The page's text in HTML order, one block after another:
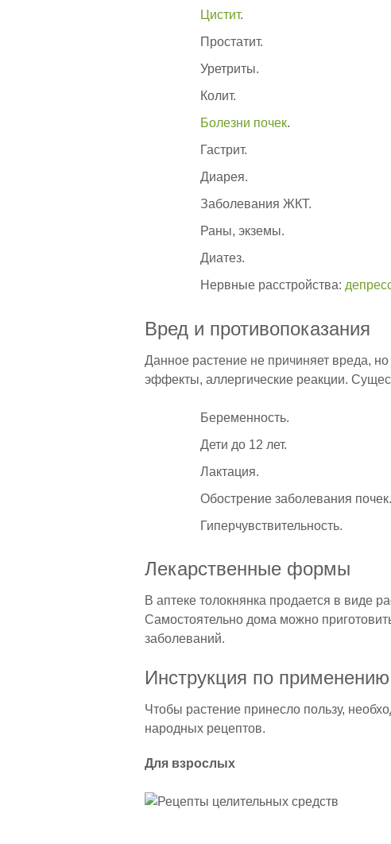
Цистит.
Простатит.
Уретриты.
Колит.
Болезни почек.
Гастрит.
Диарея.
Заболевания ЖКТ.
Раны, экземы.
Диатез.
Нервные расстройства:
Вред и противопоказания
Данное растение не причиняет вреда,
эффекты, аллергические реакции.
Беременность.
Дети до 12 лет.
Лактация.
Обострение заболевания почек.
Гиперчувствительность.
Лекарственные формы
В аптеке толокнянка продается в виде
Самостоятельно дома можно
заболеваний.
Инструкция по применению
Чтобы растение принесло пользу,
народных рецептов.
Для взрослых